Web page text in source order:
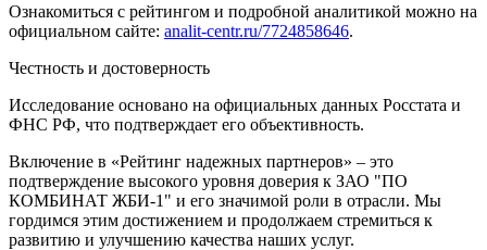
Ознакомиться с рейтингом и подробной аналитикой можно на
официальном сайте: analit-centr.ru/7724858646.
Честность и достоверность
Исследование основано на официальных данных Росстата и
ФНС РФ, что подтверждает его объективность.
Включение в «Рейтинг надежных партнеров» – это
подтверждение высокого уровня доверия к ЗАО "ПО
КОМБИНАТ ЖБИ-1" и его значимой роли в отрасли. Мы
гордимся этим достижением и продолжаем стремиться к
развитию и улучшению качества наших услуг.